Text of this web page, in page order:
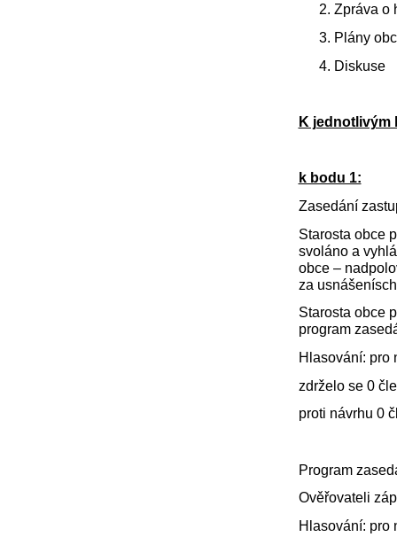
Zpráva o
Plány
Diskuse
K jednotlivým
k bodu 1:
Zasedání
Starosta obce
svoláno a
obce –
za
Starosta obce
program
Hlasování: pro
zdrželo se 0
proti návrhu 0
Program
Ověřovateli
Hlasování: pro